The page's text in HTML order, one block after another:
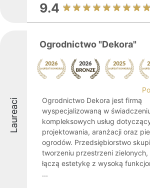
9.4
Laureaci
Ogrodnictwo "Dekora"
Ogrodnictwo Dekora jest firmą
wyspecjalizowaną w
kompleksowych usług
projektowania, aranżacji oraz
ogrodów. Przedsiębiorstwo
tworzeniu przestrzeni zielonych,
łączą estetykę z wysoką
...